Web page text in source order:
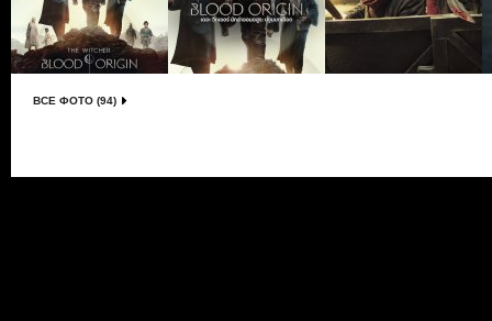
ВСЕ ФОТО (94)